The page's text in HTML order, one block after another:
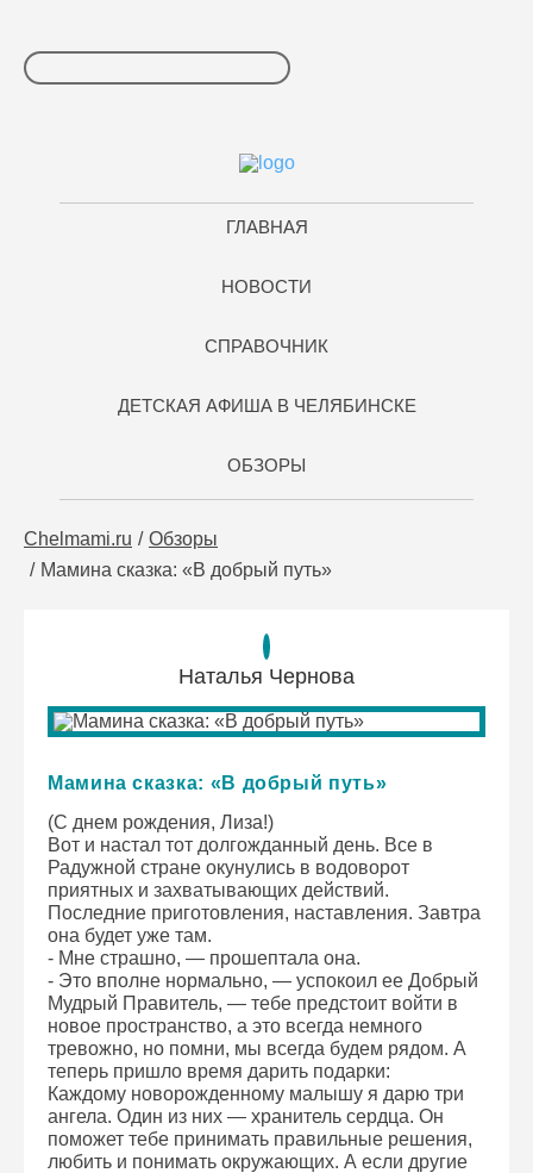
ГЛАВНАЯ
НОВОСТИ
СПРАВОЧНИК
ДЕТСКАЯ АФИША В ЧЕЛЯБИНСКЕ
ОБЗОРЫ
Chelmami.ru
Обзоры
Мамина сказка: «В добрый путь»
Наталья Чернова
Мамина сказка: «В добрый путь»
(С днем рождения, Лиза!)
Вот и настал тот долгожданный день. Все в
Радужной стране окунулись в водоворот
приятных и захватывающих действий.
Последние приготовления, наставления. Завтра
она будет уже там.
- Мне страшно, — прошептала она.
- Это вполне нормально, — успокоил ее Добрый
Мудрый Правитель, — тебе предстоит войти в
новое пространство, а это всегда немного
тревожно, но помни, мы всегда будем рядом. А
теперь пришло время дарить подарки:
Каждому новорожденному малышу я дарю три
ангела. Один из них — хранитель сердца. Он
поможет тебе принимать правильные решения,
любить и понимать окружающих. А если другие